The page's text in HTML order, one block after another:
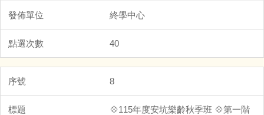
終學中心
40
8
💠115年度安坑樂齡秋季班 💠第一階